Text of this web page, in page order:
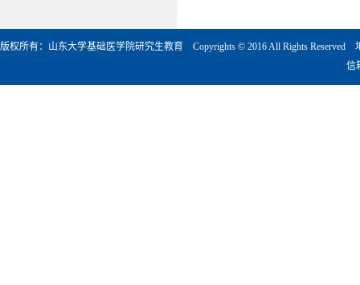
版权所有：山东大学基础医学院研究生教育 Copyrights © 2016 All Rights
信